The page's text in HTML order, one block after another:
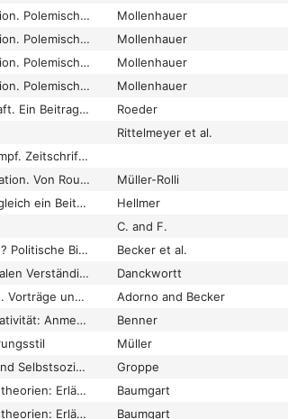
Erziehung und Emanzipation. Polemische Skizzen
Mollenhauer
Erziehung und Emanzipation. Polemische Skizzen
Mollenhauer
Erziehung und Emanzipation. Polemische Skizzen
Mollenhauer
Erziehung und Emanzipation. Polemische Skizzen. Funktionalität und Disfunktionalität der Erziehung
Mollenhauer
Erziehung und Gesellschaft. Ein Beitrag zur Problemgeschichte unter besonderer Berücksichtigung des Werkes von Lorenz von Stein
Roeder
Rittelmeyer et al.
Erziehung und Klassenkampf. Zeitschrift für marxistische Pädagogik
Erziehung und Kommunikation. Von Rousseau bis heute
Müller-Rolli
Erziehung und Strafe. Zugleich ein Beitrag zur jugendstrafrechtlichen Zumessungslehre
Hellmer
C. and F.
Erziehung zur Anpassung? Politische Bildung in den Schulen- Eine soziologische Untersuchung
Becker et al.
Erziehung zur internationalen Verständigung
Danckwortt
Erziehung zur Mündigkeit. Vorträge und Gespräche mit Hellmut Becker 1959–1969
Adorno and Becker
Erziehung, Bildung, Normativität: Anmerkungen zur normativen Konnotation "kritisch versus affirmativ"
Benner
Müller
Erziehung, Sozialisation und Selbstsozialisation als epochale Leitbegriffe und Deutungsmuster.
Groppe
Erziehungs- und Bildungstheorien: Erläuterungen - Texte - Arbeitsaufgaben
Baumgart
Erziehungs- und Bildungstheorien: Erläuterungen - Texte - Arbeitsaufgaben
Baumgart